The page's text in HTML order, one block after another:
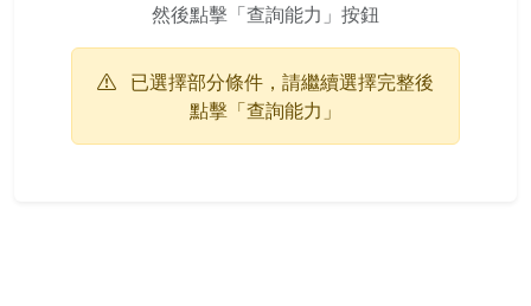
然後點擊「查詢能力」按鈕
已選擇部分條件，請繼續選擇完整後
點擊「查詢能力」